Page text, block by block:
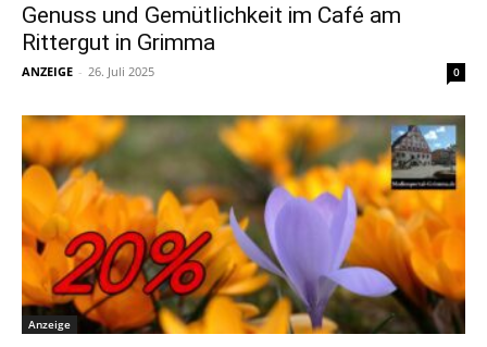
Genuss und Gemütlichkeit im Café am
Rittergut in Grimma
ANZEIGE - 26. Juli 2025 0
Anzeige